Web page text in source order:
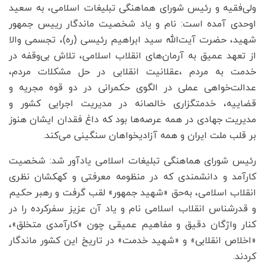
ولی‌فقیه و رئیس شورای هماهنگی تبلیغات اسلامی، به سعید
اوحدی آمده است: نام و یاد شخصیت ماندگار رییس جمهور
شهید، حضرت آیت‌الله سید ابراهیم رئیسی (ره)، تجسمی والا
از تعهد عمیق به آرمان‌های انقلاب اسلامی، تلاش بی‌وقفه در
خدمت به مردم ،عقلانیت انقلابی در حل مشکلات مردم،
عدالت‌خواهی عملی در الگوی حکمرانی در دو قوه‌ مجریه و
قضاییه، خدمتگزاری خالصانه در مدیریت اجرایی کشور و
مدیریت جهادی در همه عرصه‌ها بود که داغ فقدان ایشان هنوز
بر قلب ملت ایران و همه آزادیخواهان سنگینی می‌کند.
رئیس شورای هماهنگی تبلیغات اسلامی یادآور شد: شخصیت
کارآمد و دانشمندی که در منظومه‌ معرفتی و کهکشان نظری
انقلاب اسلامی، به‌حق «شهید جمهور» لقب گرفت و رهبر حکیم
و قدرشناس انقلاب اسلامی نام و یاد آن عزیز سفرکرده را در
کنار واژگان دقیق و مفاهیم عمیقی چون «کارآمدی متخلق»،
«اخلاص انقلابی» و «شهید خدمت» در تاریخ این کشور ماندگار
کردند.